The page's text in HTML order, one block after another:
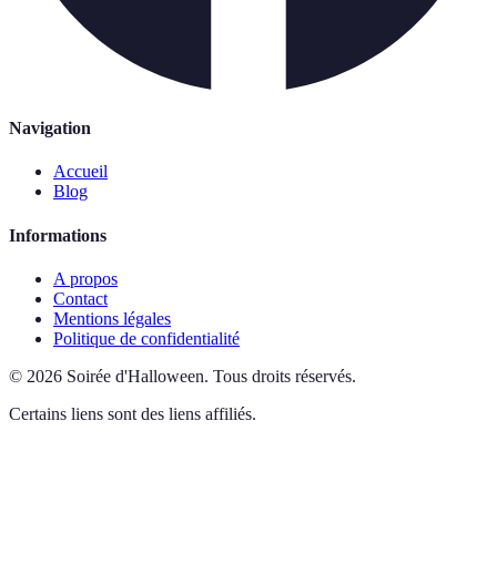
Navigation
Accueil
Blog
Informations
A propos
Contact
Mentions légales
Politique de confidentialité
© 2026 Soirée d'Halloween. Tous droits réservés.
Certains liens sont des liens affiliés.